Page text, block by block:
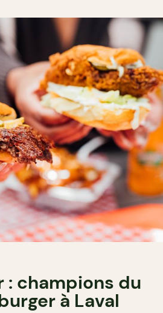
: champions du
à Laval